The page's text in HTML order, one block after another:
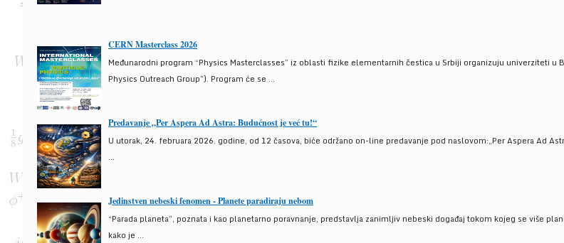
CERN Masterclass 2026
Međunarodni program “Physics Masterclasses” iz oblasti fizike elementarnih čestica u Srbiji organizuju univerziteti u
Physics Outreach Group”). Program će se ...
Predavanje „Per Aspera Ad Astra: Budućnost je već tu!“
U utorak, 24. februara 2026. godine, od 12 časova, biće održano on-line predavanje pod naslovom:„Per Aspera Ad
...
Jedinstven nebeski fenomen - Planete paradiraju nebom
“Parada planeta”, poznata i kao planetarno poravnanje, predstavlja zanimljiv nebeski događaj tokom kojeg se više
kako je ...